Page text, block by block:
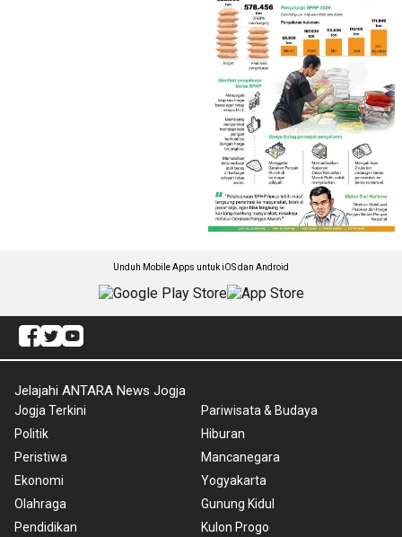
Unduh Mobile Apps untuk iOS dan Android
Jelajahi ANTARA News Jogja
Jogja Terkini
Politik
Peristiwa
Ekonomi
Olahraga
Pendidikan
Pariwisata & Budaya
Hiburan
Mancanegara
Yogyakarta
Gunung Kidul
Kulon Progo